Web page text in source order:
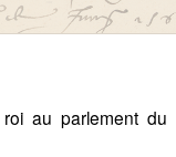
au parlement du